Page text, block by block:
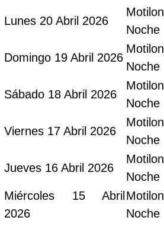
Lunes 20 Abril 2026
Motilon
Noche
Domingo 19 Abril 2026
Motilon
Noche
Sábado 18 Abril 2026
Motilon
Noche
Viernes 17 Abril 2026
Motilon
Noche
Jueves 16 Abril 2026
Motilon
Noche
Miércoles 15 Abril
2026
Motilon
Noche